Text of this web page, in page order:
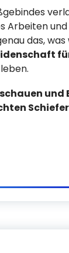
Arbeiten
das, was
und